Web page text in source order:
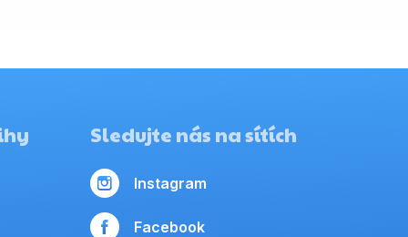
Sledujte nás na sítích
Instagram
Facebook